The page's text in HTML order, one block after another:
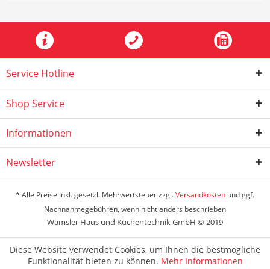
Service Hotline
Shop Service
Informationen
Newsletter
* Alle Preise inkl. gesetzl. Mehrwertsteuer zzgl.Versandkosten und ggf.
Nachnahmegebühren, wenn nicht anders beschrieben
Wamsler Haus und Küchentechnik GmbH © 2019
Diese Website verwendet Cookies, um Ihnen die bestmögliche
Funktionalität bieten zu können. Mehr Informationen